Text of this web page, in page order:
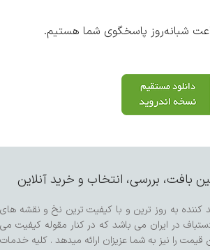
بافت، بررسی، انتخاب و خرید آنلاین
کننده به روز ترین و با کیفیت ترین نخ و نقشه های
در ایران می باشد که در کنار مقوله کیفیت می
قیمت را نیز به شما عزیزان ارائه میدهد . کلیه خدمات